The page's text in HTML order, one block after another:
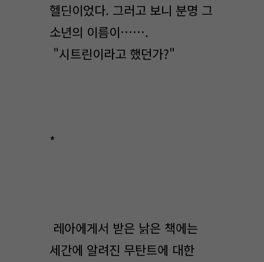
헬딘이었다. 그러고 보니 분명 그
소년의 이름이…….
"시트린이라고 했던가?"
*
레아에게서 받은 낡은 책에는
세간에 알려진 무탄트에 대한